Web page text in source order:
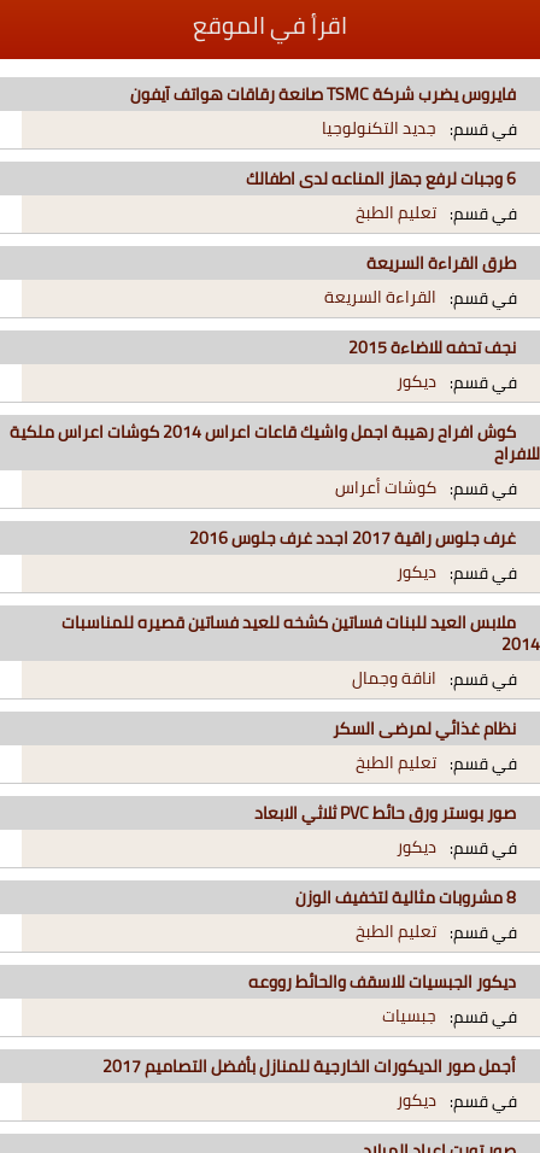
اقرأ في الموقع
فايروس يضرب شركة TSMC صانعة رقاقات هواتف آيفون
في قسم: جديد التكنولوجيا
6 وجبات لرفع جهاز المناعه لدى اطفالك
في قسم: تعليم الطبخ
طرق القراءة السريعة
في قسم: القراءة السريعة
نجف تحفه للاضاءة 2015
في قسم: ديكور
كوش افراح رهيبة اجمل واشيك قاعات اعراس 2014 كوشات اعراس ملكية
للافراح
في قسم: كوشات أعراس
غرف جلوس راقية 2017 اجدد غرف جلوس 2016
في قسم: ديكور
ملابس العيد للبنات فساتين كشخه للعيد فساتين قصيره للمناسبات
2014
في قسم: اناقة وجمال
نظام غذائي لمرضى السكر
في قسم: تعليم الطبخ
صور بوستر ورق حائط PVC ثلاثي الابعاد
في قسم: ديكور
8 مشروبات مثالية لتخفيف الوزن
في قسم: تعليم الطبخ
ديكور الجبسيات للاسقف والحائط رووعه
في قسم: جبسيات
أجمل صور الديكورات الخارجية للمنازل بأفضل التصاميم 2017
في قسم: ديكور